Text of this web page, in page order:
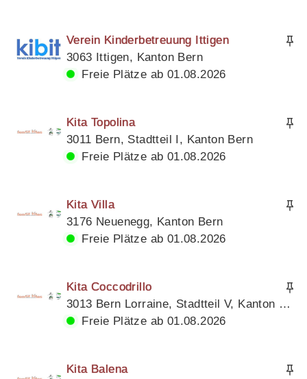
Verein Kinderbetreuung Ittigen
3063 Ittigen, Kanton Bern
Freie Plätze ab 01.08.2026
Kita Topolina
3011 Bern, Stadtteil I, Kanton Bern
Freie Plätze ab 01.08.2026
Kita Villa
3176 Neuenegg, Kanton Bern
Freie Plätze ab 01.08.2026
Kita Coccodrillo
3013 Bern Lorraine, Stadtteil V, Kanton Bern
Freie Plätze ab 01.08.2026
Kita Balena